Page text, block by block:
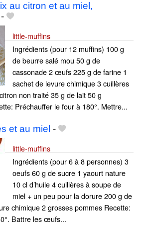
au citron et au miel,
-
little-muffins
Ingrédients (pour 12 muffins) 100 g
de beurre salé mou 50 g de
cassonade 2 œufs 225 g de farine 1
sachet de levure chimique 3 cuillères
non traité 35 g de lait 50 g
Préchauffer le four à 180°. Mettre...
et au miel -
little-muffins
Ingrédients (pour 6 à 8 personnes) 3
oeufs 60 g de sucre 1 yaourt nature
10 cl d’huile 4 cuillères à soupe de
miel + un peu pour la dorure 200 g de
chimique 2 grosses pommes Recette:
Battre les œufs...